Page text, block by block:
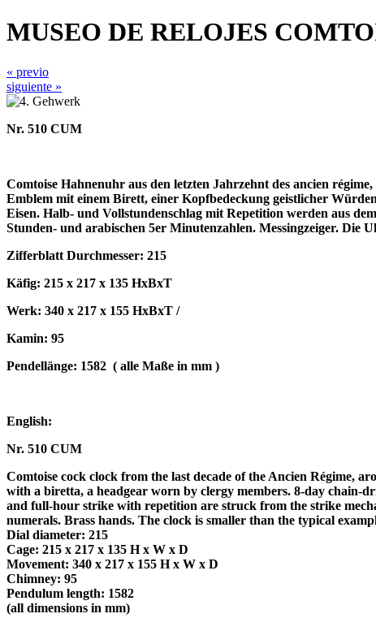
MUSEO DE RELOJES
« previo
siguiente »
Nr. 510 CUM
Comtoise Hahnenuhr aus den letzten Jahrzehnt des ancien
Emblem mit einem Birett, einer Kopfbedeckung geistlicher
Eisen. Halb- und Vollstundenschlag mit Repetition werden aus
Stunden- und arabischen 5er Minutenzahlen. Messingzeiger. Die
Zifferblatt Durchmesser: 215
Käfig: 215 x 217 x 135 HxBxT
Werk: 340 x 217 x 155 HxBxT /
Kamin: 95
Pendellänge: 1582 ( alle Maße in mm )
English:
Nr. 510 CUM
Comtoise cock clock from the last decade of the Ancien Régime,
with a biretta, a headgear worn by clergy members. 8-day chain-
and full-hour strike with repetition are struck from the strike
numerals. Brass hands. The clock is smaller than the typical
Dial diameter: 215
Cage: 215 x 217 x 135 H x W x D
Movement: 340 x 217 x 155 H x W x D
Chimney: 95
Pendulum length: 1582
(all dimensions in mm)